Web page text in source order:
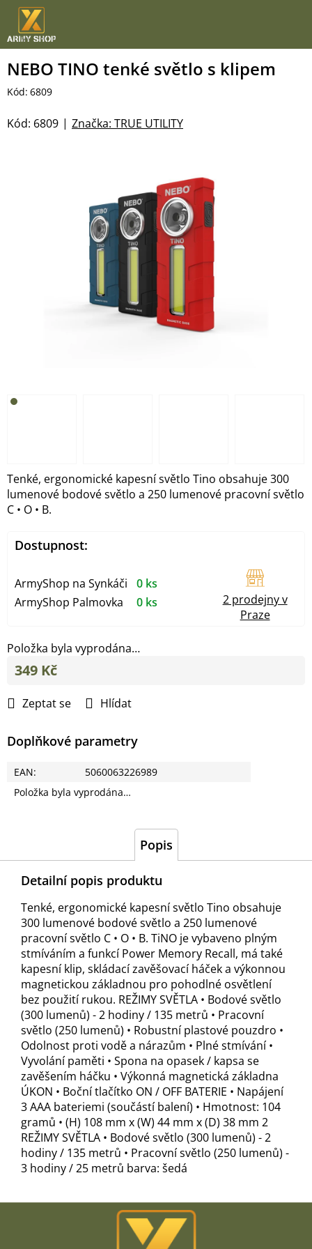
Přejít
obsah
NEBO TINO tenké světlo s klipem
Kód: 6809
Značka: TRUE UTILITY
Kód: 6809
Položka byla vyprodána…
Tenké, ergonomické kapesní světlo Tino obsahuje 300
lumenové bodové světlo a 250 lumenové pracovní světlo
C • O • B.
Zeptat se Hlídat
Doplňkové parametry
EAN:
5060063226989
Položka byla vyprodána…
349 Kč
cena:
Dostupnost:
ArmyShop na Synkáči
0 ks
ArmyShop Palmovka
0 ks
2 prodejny v
Praze
Popis
Detailní popis produktu
Tenké, ergonomické kapesní světlo Tino obsahuje
300 lumenové bodové světlo a 250 lumenové
pracovní světlo C • O • B. TiNO je vybaveno plným
stmíváním a funkcí Power Memory Recall, má také
kapesní klip, skládací zavěšovací háček a výkonnou
magnetickou základnou pro pohodlné osvětlení
bez použití rukou. REŽIMY SVĚTLA • Bodové světlo
(300 lumenů) - 2 hodiny / 135 metrů • Pracovní
světlo (250 lumenů) • Robustní plastové pouzdro •
Odolnost proti vodě a nárazům • Plné stmívání •
Vyvolání paměti • Spona na opasek / kapsa se
zavěšením háčku • Výkonná magnetická základna
ÚKON • Boční tlačítko ON / OFF BATERIE • Napájení
3 AAA bateriemi (součástí balení) • Hmotnost: 104
gramů • (H) 108 mm x (W) 44 mm x (D) 38 mm 2
REŽIMY SVĚTLA • Bodové světlo (300 lumenů) - 2
hodiny / 135 metrů • Pracovní světlo (250 lumenů) -
3 hodiny / 25 metrů barva: šedá
Z